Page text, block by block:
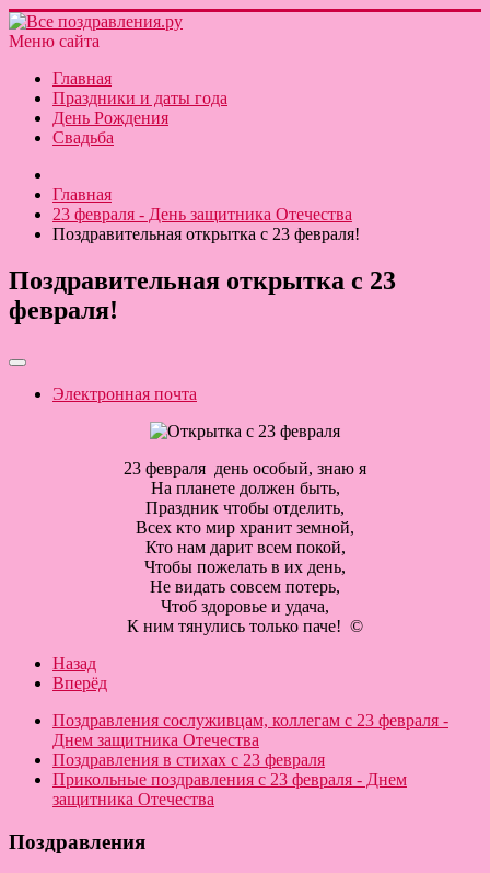
Меню сайта
Главная
Праздники и даты года
День Рождения
Свадьба
Главная
23 февраля - День защитника Отечества
Поздравительная открытка с 23 февраля!
Поздравительная открытка с 23
февраля!
Электронная почта
23 февраля день особый, знаю я
На планете должен быть,
Праздник чтобы отделить,
Всех кто мир хранит земной,
Кто нам дарит всем покой,
Чтобы пожелать в их день,
Не видать совсем потерь,
Чтоб здоровье и удача,
К ним тянулись только паче! ©
Назад
Вперёд
Поздравления сослуживцам, коллегам с 23 февраля -
Днем защитника Отечества
Поздравления в стихах с 23 февраля
Прикольные поздравления с 23 февраля - Днем
защитника Отечества
Поздравления